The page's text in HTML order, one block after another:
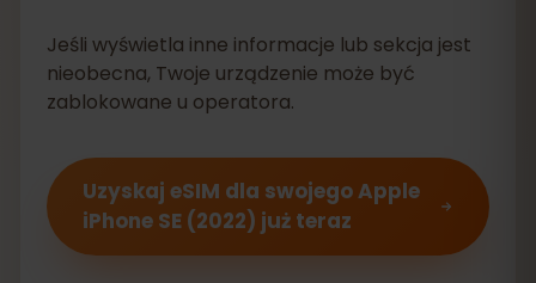
Jeśli wyświetla inne informacje lub sekcja jest
nieobecna, Twoje urządzenie może być
zablokowane u operatora.
Uzyskaj eSIM dla swojego Apple
iPhone SE (2022) już teraz